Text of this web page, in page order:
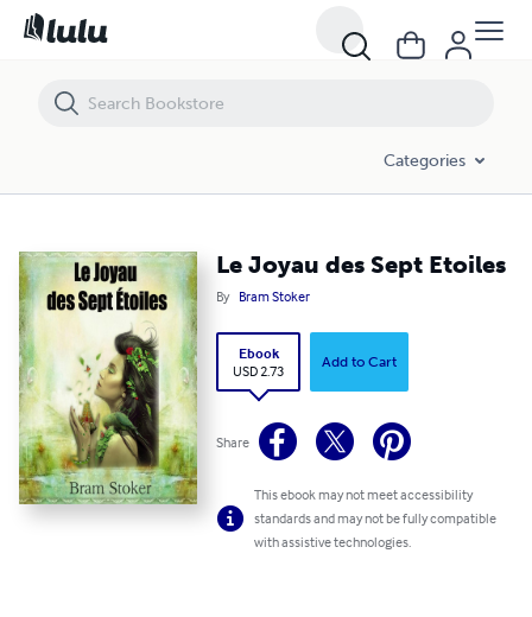
Categories
Le Joyau des Sept Etoiles
By Bram Stoker
Ebook
USD 2.73
Add to Cart
Share
This ebook may not meet accessibility
standards and may not be fully compatible
with assistive technologies.
Le Joyau des Sept Etoiles